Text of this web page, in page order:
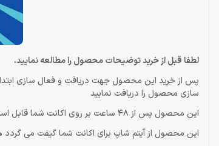
لطفا قبل از خرید توضیحات محصول را مطالعه نمایید.
سازی محصول را دریافت نمایید
این محصول پس از 48 ساعت بر روی اکانت شما قابل استفاده خواهد بود
این محصول از آیتم شاپ برای اکانت شما گیفت می گردد